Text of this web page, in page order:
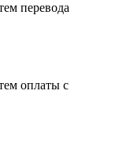
перевода
оплаты с